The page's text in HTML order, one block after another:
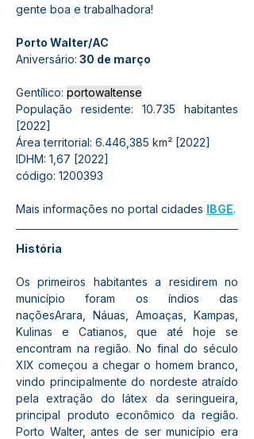
gente boa e trabalhadora!
Porto Walter/AC
Aniversário: 30 de março
Gentílico: portowaltense
População residente: 10.735 habitantes
[2022]
Área territorial: 6.446,385 km² [2022]
IDHM: 1,67 [2022]
código: 1200393
Mais informações no portal cidades IBGE.
História
Os primeiros habitantes a residirem no
município foram os índios das
naçõesArara, Náuas, Amoaças, Kampas,
Kulinas e Catianos, que até hoje se
encontram na região. No final do século
XIX começou a chegar o homem branco,
vindo principalmente do nordeste atraído
pela extração do látex da seringueira,
principal produto econômico da região.
Porto Walter, antes de ser município era